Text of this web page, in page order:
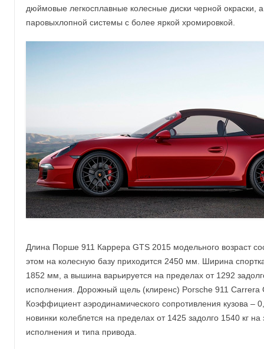
дюймовые легкосплавные колесные диски черной окраски,
паровыхлопной системы с более яркой хромировкой.
Длина Порше 911 Каррера GTS 2015 модельного возраст
этом на колесную базу приходится 2450 мм. Ширина
1852 мм, а вышина варьируется на пределах от 1292
исполнения. Дорожный щель (клиренс) Porsche 911 Carrera
Коэффициент аэродинамического сопротивления кузова –
новинки колеблется на пределах от 1425 задолго 1540 кг на
исполнения и типа привода.